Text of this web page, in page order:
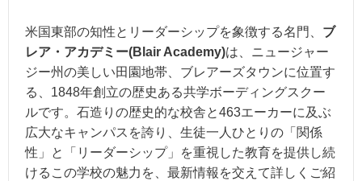
米国東部の知性とリーダーシップを象徴する名門、 ブ
レア・アカデミー(Blair Academy)は、ニュージャー
ジー州の美しい田園地帯、ブレアーズタウンに位置す
る、1848年創立の歴史ある共学ボーディングスクー
ルです。石造りの歴史的な校舎と463エーカーに及ぶ
広大なキャンパスを誇り、生徒一人ひとりの「関係
性」と「リーダーシップ」を重視した教育を提供し続
けるこの学校の魅力を、最新情報を交えて詳しくご紹